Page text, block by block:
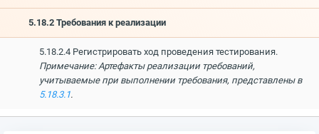
5.18.2 Требования к реализации
5.18.2.4 Регистрировать ход проведения тестирования.
Примечание: Артефакты реализации требований,
учитываемые при выполнении требования, представлены в
5.18.3.1.